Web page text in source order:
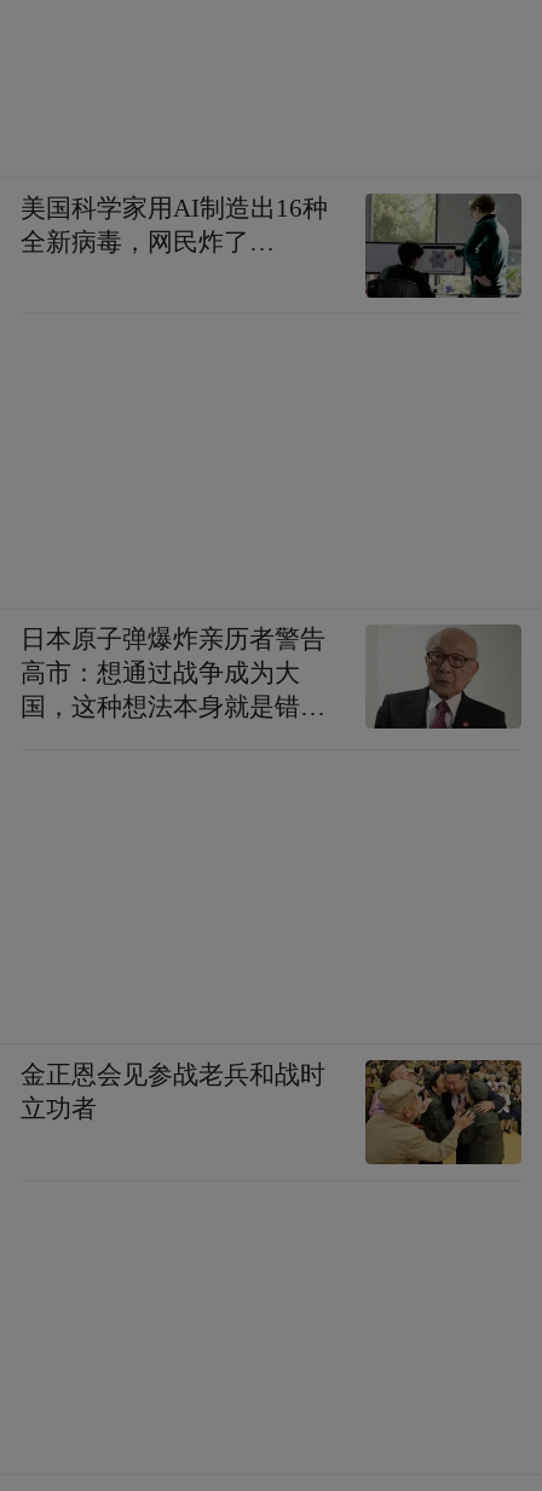
美国科学家用AI制造出16种
全新病毒，网民炸了…
日本原子弹爆炸亲历者警告
高市：想通过战争成为大
国，这种想法本身就是错误
金正恩会见参战老兵和战时
立功者